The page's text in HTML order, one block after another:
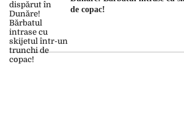
de copac!